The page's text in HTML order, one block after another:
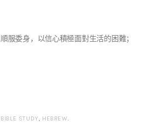
順服委身，以信心積極面對生活的困難；
BIBLE STUDY HEBREW